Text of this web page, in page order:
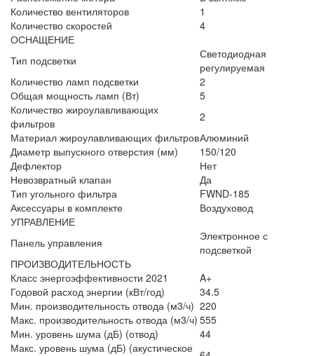
Количество вентиляторов
1
Количество скоростей
4
ОСНАЩЕНИЕ
Тип подсветки
Светодиодная
регулируемая
Количество ламп подсветки
2
Общая мощность ламп (Вт)
5
Количество жироулавливающих
фильтров
2
Материал жироулавливающих фильтровАлюминий
Диаметр выпускного отверстия (мм)
150/120
Дефлектор
Нет
Невозвратный клапан
Да
Тип угольного фильтра
FWND-185
Аксессуары в комплекте
Воздуховод
УПРАВЛЕНИЕ
Панель управления
Электронное с
подсветкой
ПРОИЗВОДИТЕЛЬНОСТЬ
Класс энергоэффективности 2021
A+
Годовой расход энергии (кВт/год)
34.5
Мин. производительность отвода (м3/ч) 220
Макс. производительность отвода (м3/ч) 555
Мин. уровень шума (дБ) (отвод)
44
Макс. уровень шума (дБ) (акустическое